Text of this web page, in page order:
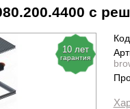
с
10 лет
гарантия